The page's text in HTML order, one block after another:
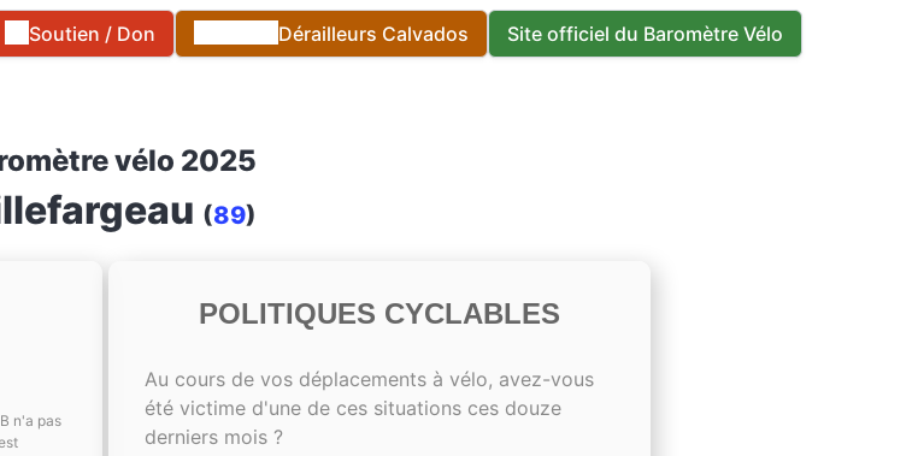
Soutien / Don Dérailleurs Calvados Site officiel du Baromètre Vélo
vélo 2025
(89)
n'a pas
POLITIQUES CYCLABLES
Au cours de vos déplacements à vélo, avez-vous
été victime d'une de ces situations ces douze
derniers mois ?